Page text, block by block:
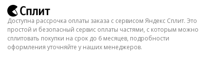
Доступна рассрочка оплаты заказа с сервисом Яндекс Сплит. Это
простой и безопасный сервис оплаты частями, с которым можно
сплитовать покупки на срок до 6 месяцев, подробности
оформления уточняйте у наших менеджеров.